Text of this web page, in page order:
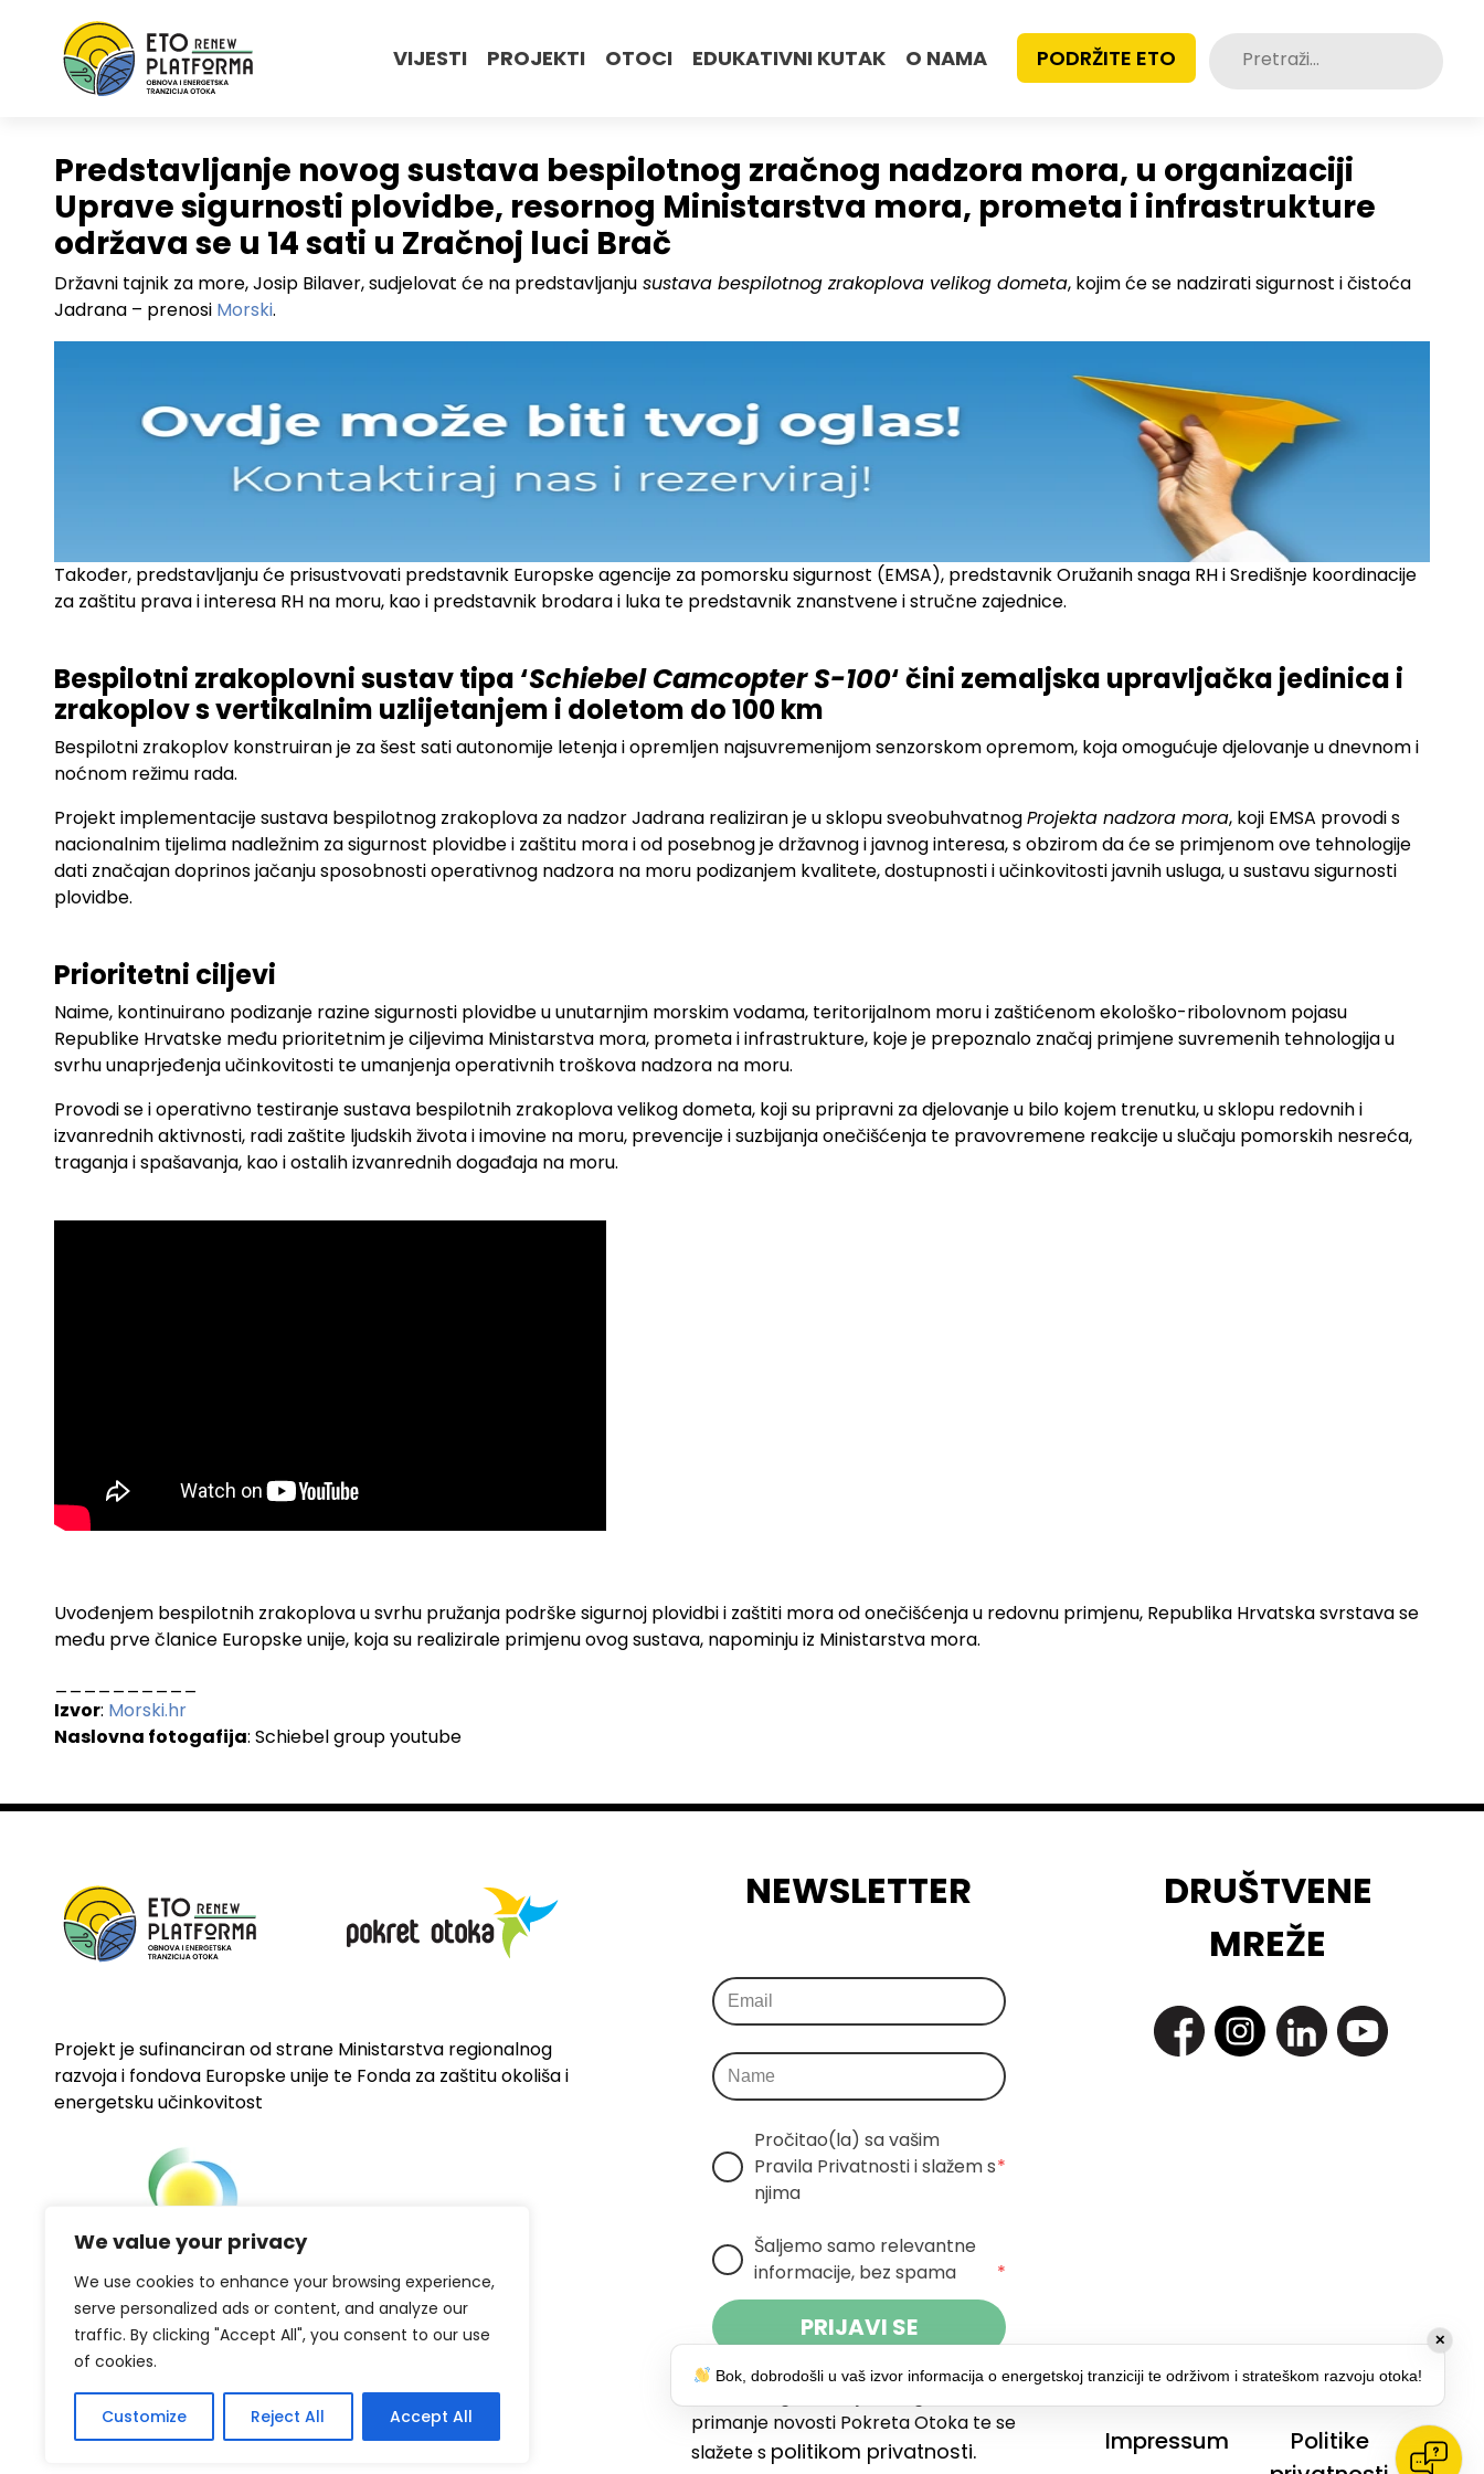
We value your privacy
We use cookies to enhance your browsing experience,
serve personalized ads or content, and analyze our
traffic. By clicking "Accept All", you consent to our use
of cookies.
Customize Reject All Accept All
VIJESTI PROJEKTI OTOCI EDUKATIVNI KUTAK O NAMA PODRŽITE ETO Pretraži:
Predstavljanje novog sustava bespilotnog zračnog nadzora mora, u organizaciji
Uprave sigurnosti plovidbe, resornog Ministarstva mora, prometa i infrastrukture
održava se u 14 sati u Zračnoj luci Brač
Državni tajnik za more, Josip Bilaver, sudjelovat će na predstavljanju sustava bespilotnog zrakoplova velikog dometa, kojim će se nadzirati sigurnost i čistoća
Jadrana – prenosi Morski.
Također, predstavljanju će prisustvovati predstavnik Europske agencije za pomorsku sigurnost (EMSA), predstavnik Oružanih snaga RH i Središnje koordinacije
za zaštitu prava i interesa RH na moru, kao i predstavnik brodara i luka te predstavnik znanstvene i stručne zajednice.
Bespilotni zrakoplovni sustav tipa ‘Schiebel Camcopter S-100‘ čini zemaljska upravljačka jedinica i
zrakoplov s vertikalnim uzlijetanjem i doletom do 100 km
Bespilotni zrakoplov konstruiran je za šest sati autonomije letenja i opremljen najsuvremenijom senzorskom opremom, koja omogućuje djelovanje u dnevnom i
noćnom režimu rada.
Projekt implementacije sustava bespilotnog zrakoplova za nadzor Jadrana realiziran je u sklopu sveobuhvatnogProjekta nadzora mora, koji EMSA provodi s
nacionalnim tijelima nadležnim za sigurnost plovidbe i zaštitu mora i od posebnog je državnog i javnog interesa, s obzirom da će se primjenom ove tehnologije
dati značajan doprinos jačanju sposobnosti operativnog nadzora na moru podizanjem kvalitete, dostupnosti i učinkovitosti javnih usluga, u sustavu sigurnosti
plovidbe.
Prioritetni ciljevi
Naime, kontinuirano podizanje razine sigurnosti plovidbe u unutarnjim morskim vodama, teritorijalnom moru i zaštićenom ekološko-ribolovnom pojasu
Republike Hrvatske među prioritetnim je ciljevima Ministarstva mora, prometa i infrastrukture, koje je prepoznalo značaj primjene suvremenih tehnologija u
svrhu unaprjeđenja učinkovitosti te umanjenja operativnih troškova nadzora na moru.
Provodi se i operativno testiranje sustava bespilotnih zrakoplova velikog dometa, koji su pripravni za djelovanje u bilo kojem trenutku, u sklopu redovnih i
izvanrednih aktivnosti, radi zaštite ljudskih života i imovine na moru, prevencije i suzbijanja onečišćenja te pravovremene reakcije u slučaju pomorskih nesreća,
traganja i spašavanja, kao i ostalih izvanrednih događaja na moru.
Uvođenjem bespilotnih zrakoplova u svrhu pružanja podrške sigurnoj plovidbi i zaštiti mora od onečišćenja u redovnu primjenu, Republika Hrvatska svrstava se
među prve članice Europske unije, koja su realizirale primjenu ovog sustava, napominju iz Ministarstva mora.
Izvor: Morski.hr
Naslovna fotogafija: Schiebel group youtube
Projekt je sufinanciran od strane Ministarstva regionalnog
razvoja i fondova Europske unije te Fonda za zaštitu okoliša i
energetsku učinkovitost
NEWSLETTER
Pročitao(la) sa vašim
Pravila Privatnosti i slažem s
njima
*
Šaljemo samo relevantne
informacije, bez spama
*
PRIJAVI SE
primanje novosti Pokreta Otoka te se
slažete s politikom privatnosti.
DRUŠTVENE
MREŽE
Impressum
Politike